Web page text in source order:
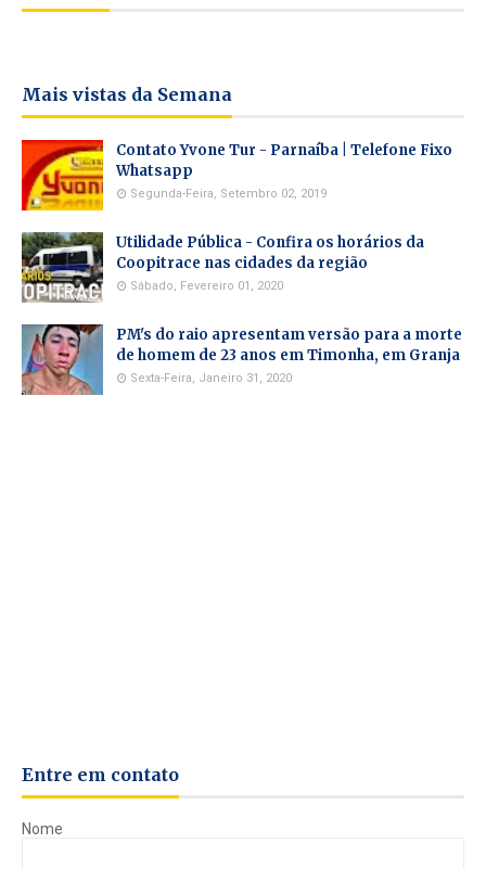
Mais vistas da Semana
Contato Yvone Tur - Parnaíba | Telefone Fixo
Whatsapp
Segunda-Feira, Setembro 02, 2019
Utilidade Pública - Confira os horários da
Coopitrace nas cidades da região
Sábado, Fevereiro 01, 2020
PM's do raio apresentam versão para a morte
de homem de 23 anos em Timonha, em Granja
Sexta-Feira, Janeiro 31, 2020
Entre em contato
Nome